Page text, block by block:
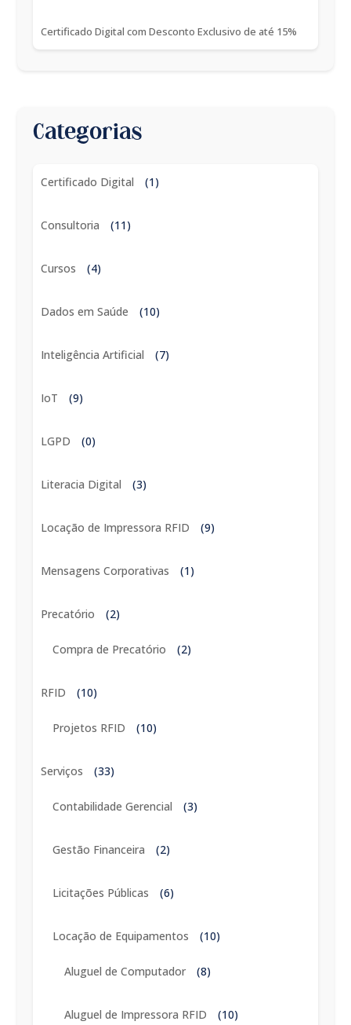
Certificado Digital com Desconto Exclusivo de até 15%
Categorias
Certificado Digital (1)
Consultoria (11)
Cursos (4)
Dados em Saúde (10)
Inteligência Artificial (7)
IoT (9)
LGPD (0)
Literacia Digital (3)
Locação de Impressora RFID (9)
Mensagens Corporativas (1)
Precatório (2)
Compra de Precatório (2)
RFID (10)
Projetos RFID (10)
Serviços (33)
Contabilidade Gerencial (3)
Gestão Financeira (2)
Licitações Públicas (6)
Locação de Equipamentos (10)
Aluguel de Computador (8)
Aluguel de Impressora RFID (10)